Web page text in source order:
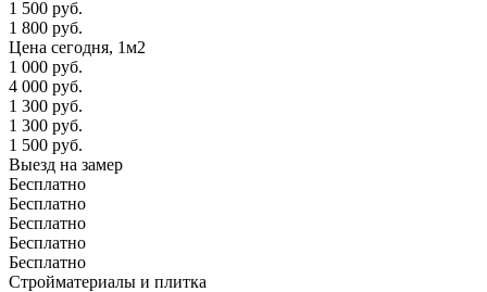
1 500 руб.
1 800 руб.
Цена сегодня, 1м2
1 000 руб.
4 000 руб.
1 300 руб.
1 300 руб.
1 500 руб.
Выезд на замер
Бесплатно
Бесплатно
Бесплатно
Бесплатно
Бесплатно
Стройматериалы и плитка